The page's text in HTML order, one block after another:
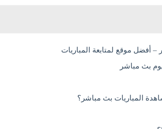
أفضل موقع لمتابعة المباريات
بث مباشر
المباريات بث مباشر؟